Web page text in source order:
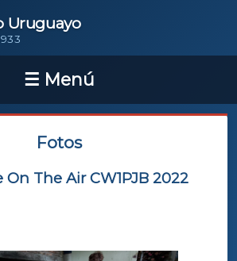
Uruguayo
Fotos
The Air CW1PJB 2022